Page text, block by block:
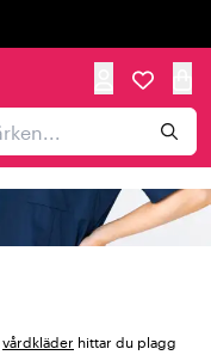
vårdkläder hittar du plagg